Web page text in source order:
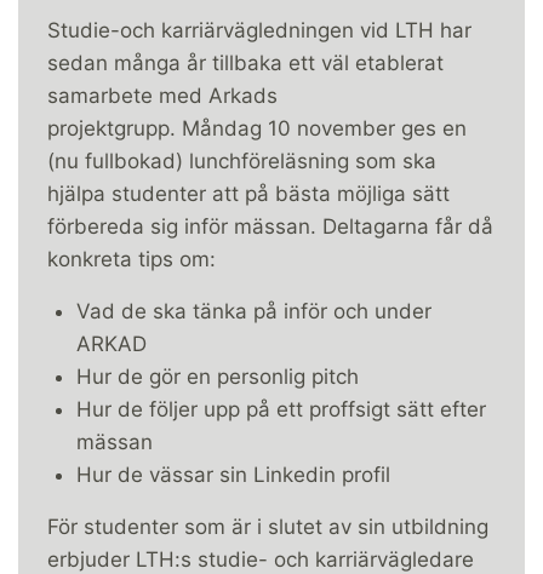
Studie-och karriärvägledningen vid LTH har
sedan många år tillbaka ett väl etablerat
samarbete med Arkads
projektgrupp. Måndag 10 november ges en
(nu fullbokad) lunchföreläsning som ska
hjälpa studenter att på bästa möjliga sätt
förbereda sig inför mässan. Deltagarna får då
konkreta tips om:
Vad de ska tänka på inför och under
ARKAD
Hur de gör en personlig pitch
Hur de följer upp på ett proffsigt sätt efter
mässan
Hur de vässar sin Linkedin profil
För studenter som är i slutet av sin utbildning
erbjuder LTH:s studie- och karriärvägledare